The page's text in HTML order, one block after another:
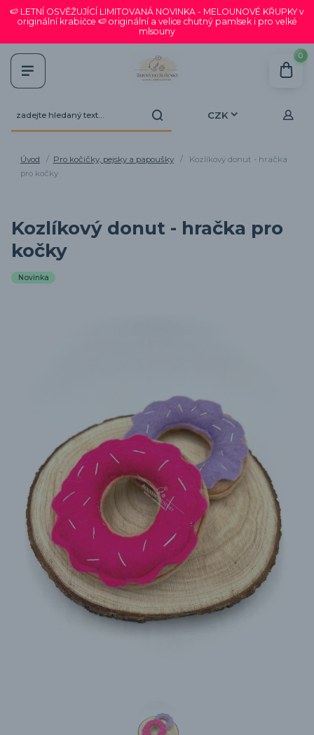
🍉 LETNÍ OSVĚŽUJÍCÍ LIMITOVANÁ NOVINKA - MELOUNOVÉ KŘUPKY v
originální krabičce 🍉 originální a velice chutný pamlsek i pro velké
mlsouny
CZK
0
Úvod Pro kočičky, pejsky a papoušky
Kozlíkový donut - hračka
pro kočky
Kozlíkový donut - hračka pro
kočky
Novinka